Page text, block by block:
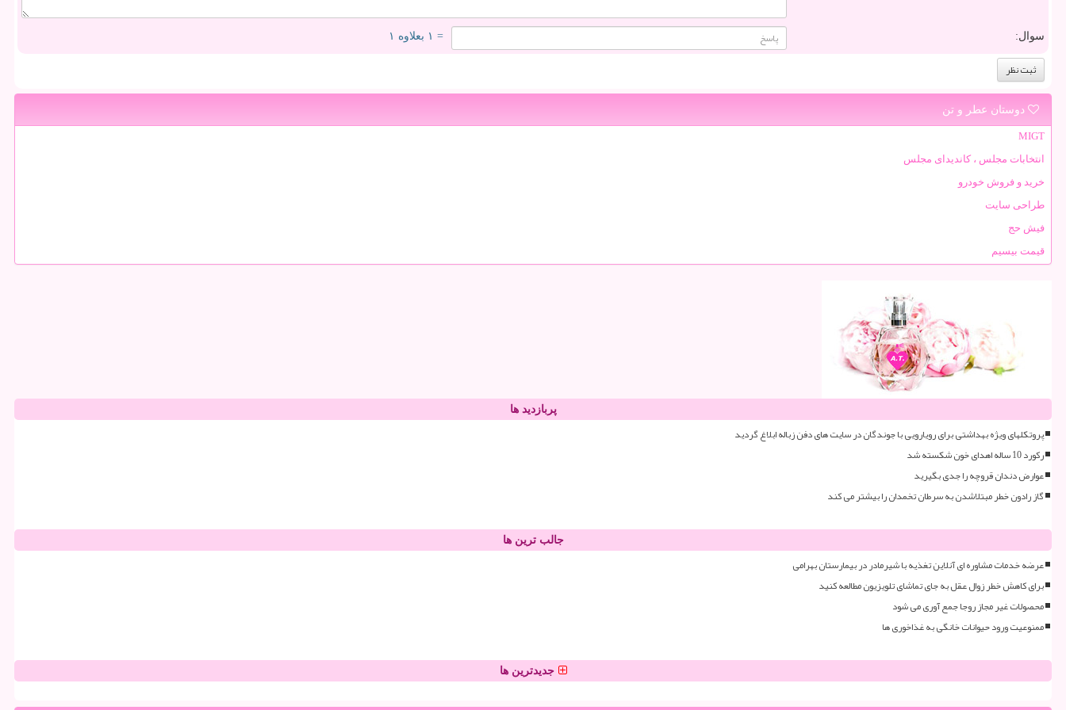
سوال: = ۱ بعلاوه ۱
دوستان عطر و تن
MIGT
انتخابات مجلس ، کاندیدای مجلس
خرید و فروش خودرو
طراحی سایت
فیش حج
قیمت بیسیم
پربازدید ها
پروتکلهای ویژه بهداشتی برای رویارویی با جوندگان در سایت های دفن زباله ابلاغ گردید
رکورد 10 ساله اهدای خون شکسته شد
عوارض دندان قروچه را جدی بگیرید
گاز رادون خطر مبتلاشدن به سرطان تخمدان را بیشتر می کند
جالب ترین ها
عرضه خدمات مشاوره ای آنلاین تغذیه با شیرمادر در بیمارستان بهرامی
برای کاهش خطر زوال عقل به جای تماشای تلویزیون مطالعه کنید
محصولات غیر مجاز روجا جمع آوری می شود
ممنوعیت ورود حیوانات خانگی به غذاخوری ها
جدیدترین ها